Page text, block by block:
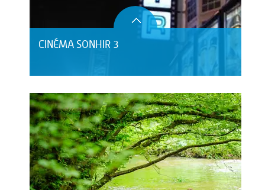
CINÉMA SONHIR 3